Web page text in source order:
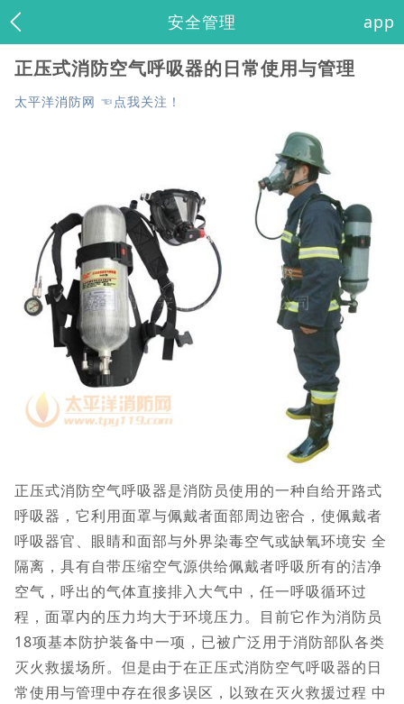
安全管理 app
正压式消防空气呼吸器的日常使用与管理
太平洋消防网 ☜点我关注！
正压式消防空气呼吸器是消防员使用的一种自给开路式
呼吸器，它利用面罩与佩戴者面部周边密合，使佩戴者
呼吸器官、眼睛和面部与外界染毒空气或缺氧环境安 全
隔离，具有自带压缩空气源供给佩戴者呼吸所有的洁净
空气，呼出的气体直接排入大气中，任一呼吸循环过
程，面罩内的压力均大于环境压力。目前它作为消防员
18项基本防护装备中一项，已被广泛用于消防部队各类
灭火救援场所。但是由于在正压式消防空气呼吸器的日
常使用与管理中存在很多误区，以致在灭火救援过程 中